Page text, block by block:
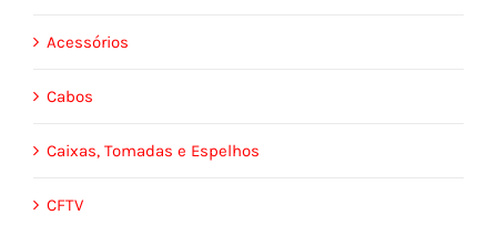
Acessórios
Cabos
Caixas, Tomadas e Espelhos
CFTV